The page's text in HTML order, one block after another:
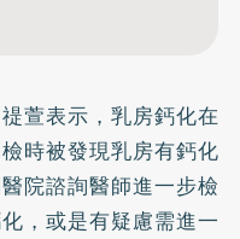
萱表示，乳房鈣化在
時被發現乳房有鈣化
院諮詢醫師進一步檢
，或是有疑慮需進一